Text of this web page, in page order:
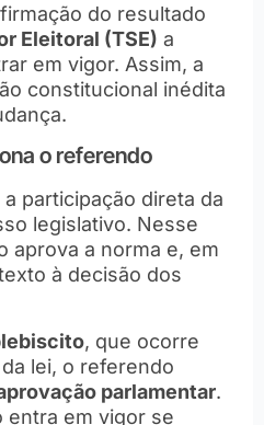
do resultado
Eleitoral (TSE) a
em vigor. Assim, a
constitucional inédita
o referendo
participação direta da
legislativo. Nesse
aprova a norma e, em
à decisão dos
, que ocorre
lei, o referendo
parlamentar.
entra em vigor se